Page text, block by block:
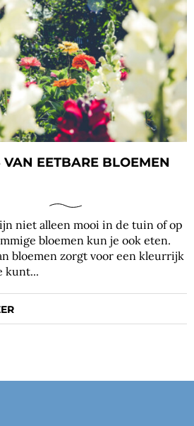
VAN EETBARE BLOEMEN
niet alleen mooi in de tuin of op
bloemen kun je ook eten.
bloemen zorgt voor een kleurrijk
kunt...